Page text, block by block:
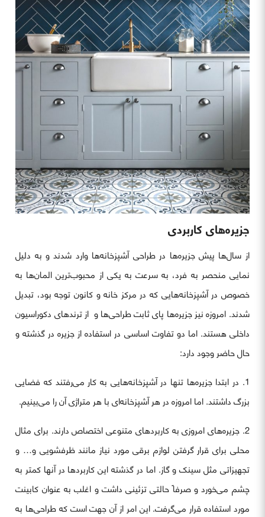
جزیره‌های کاربردی
از سال‌ها پیش جزیره‌ها در طراحی آشپزخانه‌ها وارد شدند و به دلیل
نمایی منحصر به فرد، به سرعت به یکی از محبوب‌ترین المان‌ها به
خصوص در آشپزخانه‌هایی که در مرکز خانه و کانون توجه بود، تبدیل
شدند. امروزه نیز جزیره‌ها پای ثابت طراحی‌ها و از ترندهای دکوراسیون
داخلی هستند. اما دو تفاوت اساسی در استفاده از جزیره در گذشته و
حال حاضر وجود دارد:
1. در ابتدا جزیره‌ها تنها در آشپزخانه‌هایی به کار می‌رفتند که فضایی
بزرگ داشتند. اما امروزه در هر آشپزخانه‌ای با هر متراژی آن را می‌بینیم.
2. جزیره‌های امروزی به کاربردهای متنوعی اختصاص دارند. برای مثال
محلی برای قرار گرفتن لوازم برقی مورد نیاز مانند ظرفشویی و… و
تجهیزاتی مثل سینک و گاز. اما در گذشته این کاربردها در آنها کمتر به
چشم می‌خورد و صرفاً حالتی تزئینی داشت و اغلب به عنوان کابینت
مورد استفاده قرار می‌گرفت. این امر از آن جهت است که طراحی‌ها به